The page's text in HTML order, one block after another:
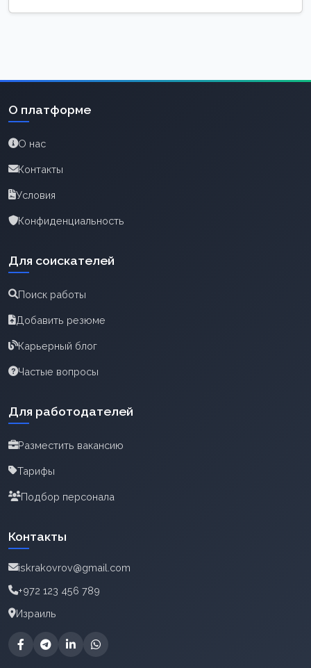
О платформе
О нас
Контакты
Условия
Конфиденциальность
Для соискателей
Поиск работы
Добавить резюме
Карьерный блог
Частые вопросы
Для работодателей
Разместить вакансию
Тарифы
Подбор персонала
Контакты
iskrakovrov@gmail.com
+972 123 456 789
Израиль